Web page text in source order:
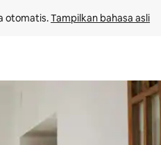
otomatis. Tampilkan bahasa asli